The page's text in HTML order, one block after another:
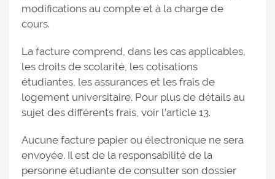
modifications au compte et à la charge de
cours.
La facture comprend, dans les cas applicables,
les droits de scolarité, les cotisations
étudiantes, les assurances et les frais de
logement universitaire. Pour plus de détails au
sujet des différents frais, voir l’article 13.
Aucune facture papier ou électronique ne sera
envoyée. Il est de la responsabilité de la
personne étudiante de consulter son dossier